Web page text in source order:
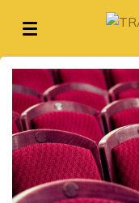
contenuto
principale